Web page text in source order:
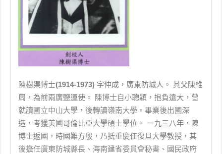
陳樹渠博士(1914-1973) 字仲成，廣東防城人。 其父陳維
周，為前兩廣鹽運使。 陳博士自小聰穎，抱負遠大，曾
就讀國立中山大學，後轉讀嶺南大學。畢業後出國深
造，考獲美國哥倫比亞大學碩士學位。 一九三八年，陳
博士返國，時國難方殷，乃抵重慶任復旦大學教授，其
後擔任廣東防城縣長、海南建省委員會秘書、國民政府